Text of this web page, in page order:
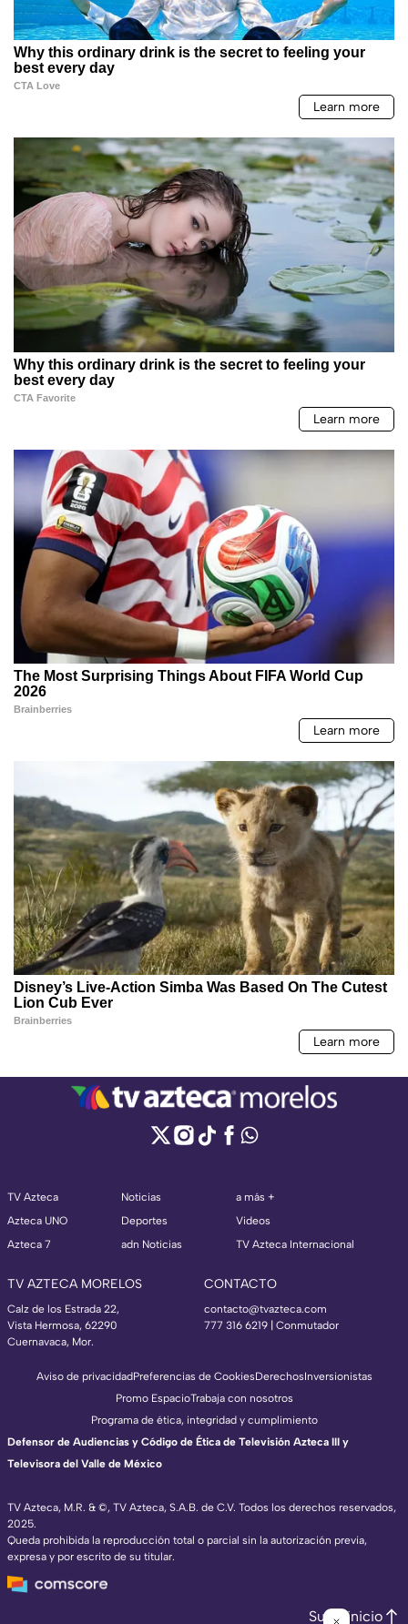
TV Azteca
Azteca UNO
Azteca 7
Noticias
Deportes
adn Noticias
a más +
Videos
TV Azteca Internacional
TV AZTECA MORELOS
Calz de los Estrada 22,
Vista Hermosa, 62290
Cuernavaca, Mor.
CONTACTO
contacto@tvazteca.com
777 316 6219 | Conmutador
TV Azteca, M.R. & ©, TV Azteca, S.A.B. de C.V. Todos los derechos reservados,
2025.
Queda prohibida la reproducción total o parcial sin la autorización previa,
expresa y por escrito de su titular.
Aviso de privacidadPreferencias de CookiesDerechosInversionistas
Promo EspacioTrabaja con nosotros
Programa de ética, integridad y cumplimiento
Defensor de Audiencias y Código de Ética de Televisión Azteca III y
Televisora del Valle de México
Subir inicio